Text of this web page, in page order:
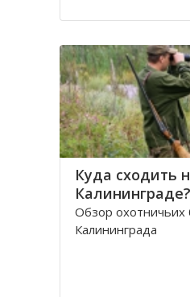
Куда сходить
Калининграде?
Обзор охотничьих
Калининграда